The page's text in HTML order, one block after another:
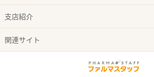
支店紹介
関連サイト